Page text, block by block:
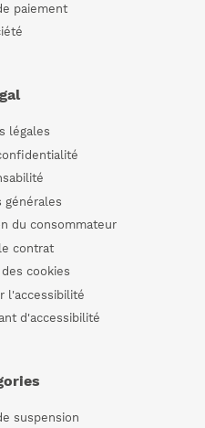
paiement
légales
générales
du consommateur
contrat
cookies
l'accessibilité
d'accessibilité
suspension